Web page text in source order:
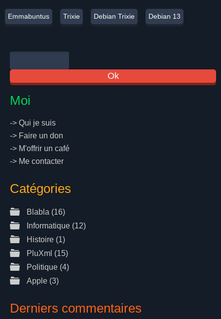
Emmabuntus Trixie Debian Trixie Debian 13
Moi
-> Qui je suis
-> Faire un don
-> M'offrir un café
-> Me contacter
Catégories
Blabla (16)
Informatique (12)
Histoire (1)
PluXml (15)
Politique (4)
Apple (3)
Derniers commentaires